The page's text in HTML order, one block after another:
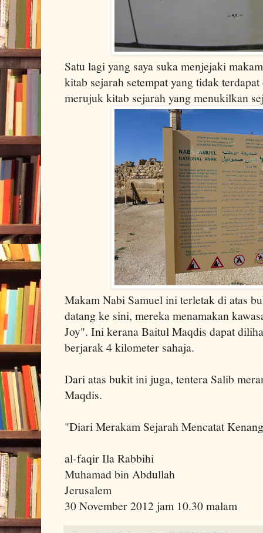
Satu lagi yang saya suka menjejaki
kitab sejarah setempat yang tidak
merujuk kitab sejarah yang menukilkan
Makam Nabi Samuel ini terletak di atas
datang ke sini, mereka menamakan
Joy". Ini kerana Baitul Maqdis dapat
berjarak 4 kilometer sahaja.
Dari atas bukit ini juga, tentera Salib
Maqdis.
"Diari Merakam Sejarah Mencatat
al-faqir Ila Rabbihi
Muhamad bin Abdullah
Jerusalem
30 November 2012 jam 10.30 malam